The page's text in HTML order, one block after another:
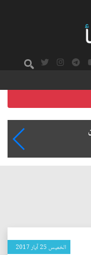
الخميس 25 آيار 2017